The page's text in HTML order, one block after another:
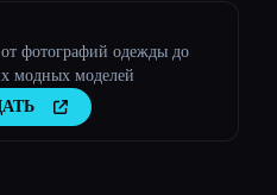
фотографий одежды до
модных моделей